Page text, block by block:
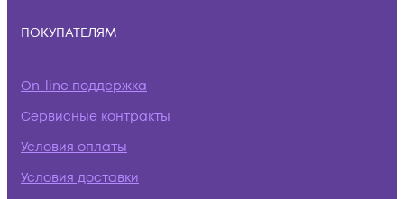
ПОКУПАТЕЛЯМ
On-line поддержка
Сервисные контракты
Условия оплаты
Условия доставки